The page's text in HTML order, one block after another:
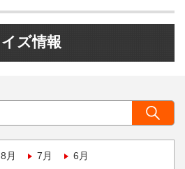
ズ情報
8月 7月 6月